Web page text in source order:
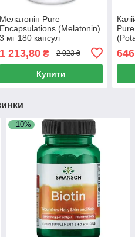
Мелатонін Pure
Encapsulations (Melatonin)
3 мг 180 капсул
1 213,80₴ 2 023 ₴
Купити
–10%